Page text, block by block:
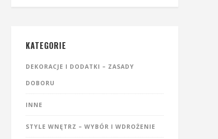
KATEGORIE
DEKORACJE I DODATKI – ZASADY
DOBORU
INNE
STYLE WNĘTRZ – WYBÓR I WDROŻENIE